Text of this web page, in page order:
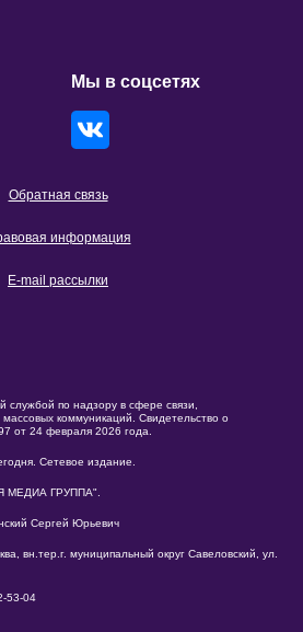
Обратная связь
информация
E-mail рассылки
Мы в соцсетях
службой по надзору в сфере связи,
коммуникаций. Свидетельство о
от 24 февраля 2026 года.
Сетевое издание.
МЕДИА ГРУППА".
Сергей Юрьевич
вн.тер.г. муниципальный округ Савеловский, ул.
53-04